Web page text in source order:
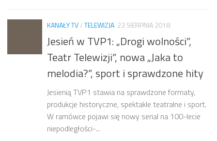
KANAŁY TV/TELEWIZJA 23 SIERPNIA 2018
Jesień w TVP1: „Drogi wolności”,
Teatr Telewizji”, nowa „Jaka to
melodia?”, sport i sprawdzone hity
Jesienią TVP1 stawia na sprawdzone formaty,
produkcje historyczne, spektakle teatralne i sport.
W ramówce pojawi się nowy serial na 100-lecie
niepodległości-...